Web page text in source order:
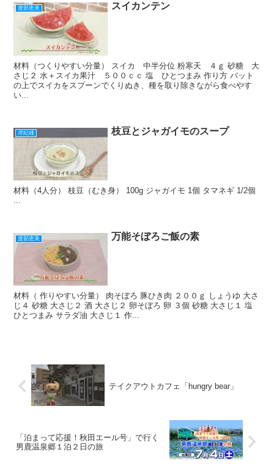
渡部恵美 スイカンテン
材料（つくりやすい分量） スイカ 中半分位 粉寒天 ４ｇ 砂糖 大
さじ２ 水＋スイカ果汁 ５００ｃｃ 塩 ひとつまみ 作り方 バット
の上でスイカをスプーンでくりぬき、種を取り除きながら食べやす
い...
岸紀雄 枝豆とジャガイモのスープ
材料（4人分） 枝豆（むき身） 100g ジャガイモ 1個 タマネギ 1/2個
...
渡部恵美 万能そぼろご飯の素
材料（ 作りやすい分量） 肉そぼろ 豚ひき肉 ２００ｇ しょうゆ 大さ
じ４ 砂糖 大さじ２ 酒 大さじ２ 卵そぼろ 卵 ３個 砂糖 大さじ１ 塩
ひとつまみ サラダ油 大さじ１ 作...
テイクアウトカフェ「hungry bear」
「泊まって応援！秋田エール号」で行く
男鹿温泉郷１泊２日の旅